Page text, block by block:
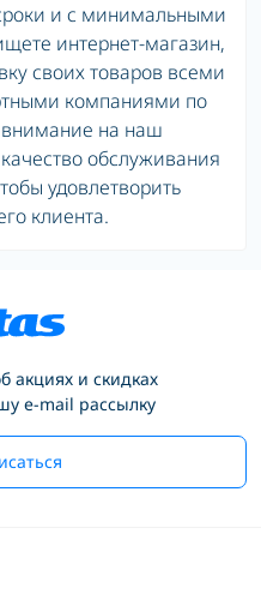
и с минимальными
интернет-магазин,
своих товаров всеми
компаниями по
внимание на наш
обслуживания
удовлетворить
клиента.
акциях и скидках
e-mail рассылку